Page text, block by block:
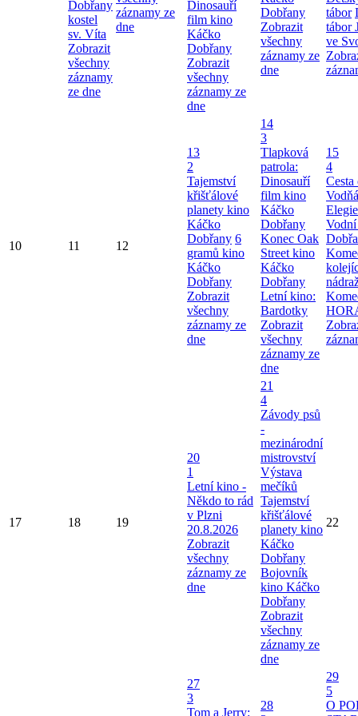
Dobřany
kostel
sv. Víta
Zobrazit
všechny
záznamy
ze dne
záznamy ze
dne
Dinosauří
film kino
Káčko
Dobřany
Zobrazit
všechny
záznamy ze
dne
Dobřany
Zobrazit
všechny
záznamy ze
dne
tábor
tábor
ve
10 11 12
13
2
Tajemství
křišťálové
planety kino
Káčko
Dobřany 6
gramů kino
Káčko
Dobřany
Zobrazit
všechny
záznamy ze
dne
14
3
Tlapková
patrola:
Dinosauří
film kino
Káčko
Dobřany
Konec Oak
Street kino
Káčko
Dobřany
Letní kino:
Bardotky
Zobrazit
všechny
záznamy ze
dne
15
4
Cesta
17 18 19
20
1
Letní kino -
Někdo to rád
v Plzni
20.8.2026
Zobrazit
všechny
záznamy ze
dne
21
4
Závody psů
-
mezinárodní
mistrovství
Výstava
mečíků
Tajemství
křišťálové
planety kino
Káčko
Dobřany
Bojovník
kino Káčko
Dobřany
Zobrazit
všechny
záznamy ze
dne
22
27
3
Tom a Jerry:
28
29
5
O